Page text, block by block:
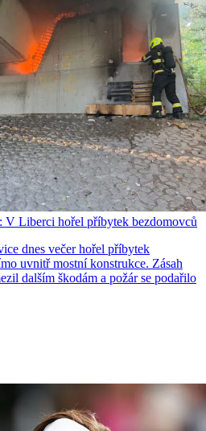
V Liberci hořel příbytek bezdomovců
dnes večer hořel příbytek
uvnitř mostní konstrukce. Zásah
dalším škodám a požár se podařilo